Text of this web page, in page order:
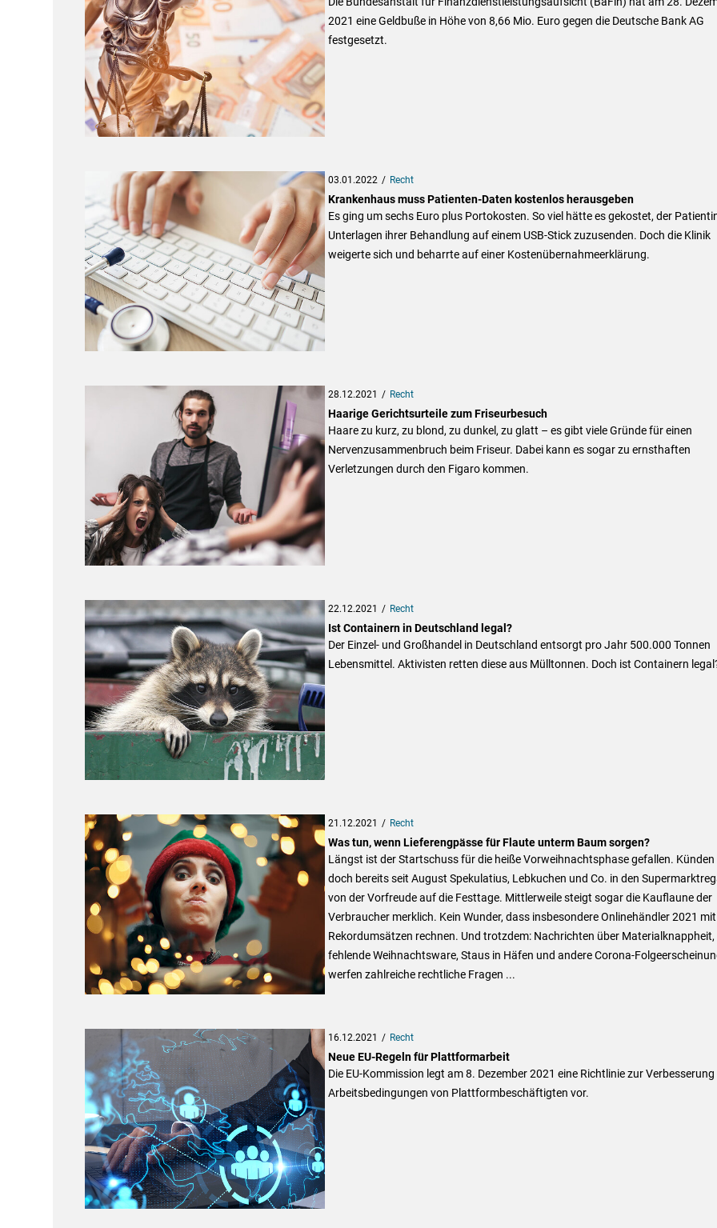
2021 eine Geldbuße in Höhe von 8,66 Mio. Euro gegen die Deutsche Bank AG
festgesetzt.
03.01.2022 Recht
Krankenhaus muss Patienten-Daten kostenlos herausgeben
Es ging um sechs Euro plus Portokosten. So viel hätte es gekostet, der
Unterlagen ihrer Behandlung auf einem USB-Stick zuzusenden. Doch die Klinik
weigerte sich und beharrte auf einer Kostenübernahmeerklärung.
28.12.2021 Recht
Haarige Gerichtsurteile zum Friseurbesuch
Haare zu kurz, zu blond, zu dunkel, zu glatt – es gibt viele Gründe für einen
Nervenzusammenbruch beim Friseur. Dabei kann es sogar zu ernsthaften
Verletzungen durch den Figaro kommen.
22.12.2021 Recht
Ist Containern in Deutschland legal?
Der Einzel- und Großhandel in Deutschland entsorgt pro Jahr 500.000 Tonnen
Lebensmittel. Aktivisten retten diese aus Mülltonnen. Doch ist Containern
21.12.2021 Recht
Was tun, wenn Lieferengpässe für Flaute unterm Baum sorgen?
Längst ist der Startschuss für die heiße Vorweihnachtsphase gefallen. Künden
doch bereits seit August Spekulatius, Lebkuchen und Co. in den
von der Vorfreude auf die Festtage. Mittlerweile steigt sogar die Kauflaune der
Verbraucher merklich. Kein Wunder, dass insbesondere Onlinehändler 2021 mit
Rekordumsätzen rechnen. Und trotzdem: Nachrichten über Materialknappheit,
fehlende Weihnachtsware, Staus in Häfen und andere Corona-
werfen zahlreiche rechtliche Fragen ...
16.12.2021 Recht
Neue EU-Regeln für Plattformarbeit
Die EU-Kommission legt am 8. Dezember 2021 eine Richtlinie zur Verbesserung
Arbeitsbedingungen von Plattformbeschäftigten vor.